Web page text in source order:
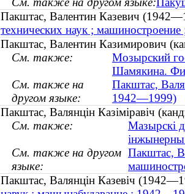
Пакштас, Валентин Казевич
технических наук ;
Пакштас, Валентин Казимирович
См. также:
Мозырский
Шамякина.
См. также на
другом языке:
Пакштас,
1942—1999)
Пакштас, Валянцін Казіміравіч
См. также:
Мазырскі
інжынерны
См. также на другом
языке:
Пакштас,
Пакштас, Валянцін Казевіч